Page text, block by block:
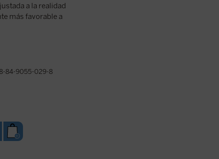
a la realidad
más favorable a
84-9055-029-8